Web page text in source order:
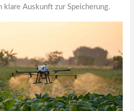
klare Auskunft zur Speicherung.